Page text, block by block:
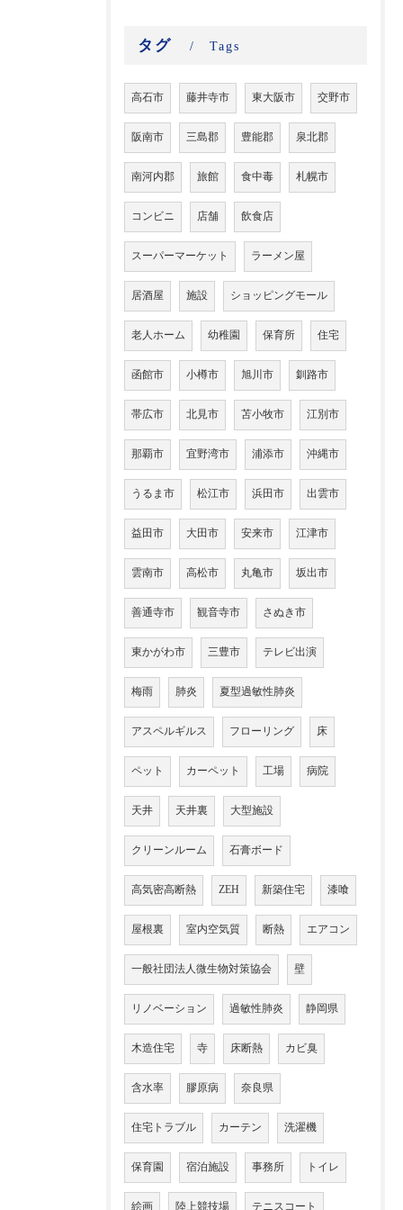
タグ Tags
高石市 藤井寺市 東大阪市 交野市
阪南市 三島郡 豊能郡 泉北郡
南河内郡 旅館 食中毒 札幌市
コンビニ 店舗 飲食店
スーパーマーケット ラーメン屋
居酒屋 施設 ショッピングモール
老人ホーム 幼稚園 保育所 住宅
函館市 小樽市 旭川市 釧路市
帯広市 北見市 苫小牧市 江別市
那覇市 宜野湾市 浦添市 沖縄市
うるま市 松江市 浜田市 出雲市
益田市 大田市 安来市 江津市
雲南市 高松市 丸亀市 坂出市
善通寺市 観音寺市 さぬき市
東かがわ市 三豊市 テレビ出演
梅雨 肺炎 夏型過敏性肺炎
アスペルギルス フローリング 床
ペット カーペット 工場 病院
天井 天井裏 大型施設
クリーンルーム 石膏ボード
高気密高断熱 ZEH 新築住宅 漆喰
屋根裏 室内空気質 断熱 エアコン
一般社団法人微生物対策協会 壁
リノベーション 過敏性肺炎 静岡県
木造住宅 寺 床断熱 カビ臭
含水率 膠原病 奈良県
住宅トラブル カーテン 洗濯機
保育園 宿泊施設 事務所 トイレ
絵画 陸上競技場 テニスコート